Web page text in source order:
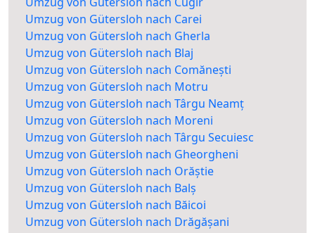
Umzug von Gütersloh nach Carei
Umzug von Gütersloh nach Gherla
Umzug von Gütersloh nach Blaj
Umzug von Gütersloh nach Comănești
Umzug von Gütersloh nach Motru
Umzug von Gütersloh nach Târgu Neamț
Umzug von Gütersloh nach Moreni
Umzug von Gütersloh nach Târgu Secuiesc
Umzug von Gütersloh nach Gheorgheni
Umzug von Gütersloh nach Orăștie
Umzug von Gütersloh nach Balș
Umzug von Gütersloh nach Băicoi
Umzug von Gütersloh nach Drăgășani